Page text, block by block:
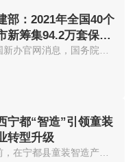
部：2021年全国40个
新筹集94.2万套保障
房
据国新办官网消息，国务院新闻办...
宁都“智造”引领童装
转型升级